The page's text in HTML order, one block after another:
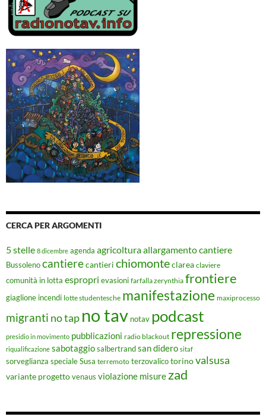
CERCA PER ARGOMENTI
5 stelle 8 dicembre agenda agricolturaallargamento cantiere
Bussolenocantierecantieri chiomonteclarea claviere
comunità in lotta espropri evasioni farfalla zerynthia frontiere
giaglione incendi lotte studentesche manifestazione maxiprocesso
migranti no tap no tav notav podcast
presidio in movimento pubblicazioni radio blackout repressione
riqualificazione sabotaggiosalbertrandsan didero sitaf
sorveglianza speciale Susa terremoto terzovalico torinovalsusa
variante progettovenaus violazione misurezad